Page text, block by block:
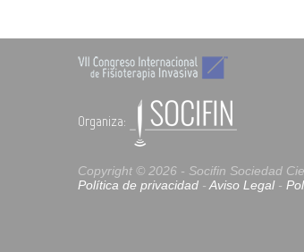
Organiza:
Copyright © 2026 - Socifin Sociedad
Política de privacidad -Aviso Legal-